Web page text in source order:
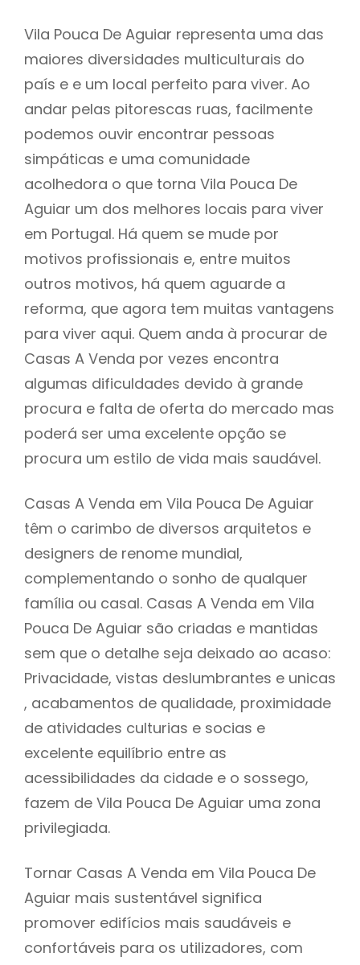
Vila Pouca De Aguiar representa uma das
maiores diversidades multiculturais do
país e e um local perfeito para viver. Ao
andar pelas pitorescas ruas, facilmente
podemos ouvir encontrar pessoas
simpáticas e uma comunidade
acolhedora o que torna Vila Pouca De
Aguiar um dos melhores locais para viver
em Portugal. Há quem se mude por
motivos profissionais e, entre muitos
outros motivos, há quem aguarde a
reforma, que agora tem muitas vantagens
para viver aqui. Quem anda à procurar de
Casas A Venda por vezes encontra
algumas dificuldades devido à grande
procura e falta de oferta do mercado mas
poderá ser uma excelente opção se
procura um estilo de vida mais saudável.
Casas A Venda em Vila Pouca De Aguiar
têm o carimbo de diversos arquitetos e
designers de renome mundial,
complementando o sonho de qualquer
família ou casal. Casas A Venda em Vila
Pouca De Aguiar são criadas e mantidas
sem que o detalhe seja deixado ao acaso:
Privacidade, vistas deslumbrantes e unicas
, acabamentos de qualidade, proximidade
de atividades culturias e socias e
excelente equilíbrio entre as
acessibilidades da cidade e o sossego,
fazem de Vila Pouca De Aguiar uma zona
privilegiada.
Tornar Casas A Venda em Vila Pouca De
Aguiar mais sustentável significa
promover edifícios mais saudáveis e
confortáveis para os utilizadores, com